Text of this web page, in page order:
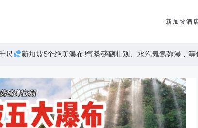
新加坡酒
尺 新加坡5个绝美瀑布‼气势磅礴壮观、水汽氤氲弥漫，